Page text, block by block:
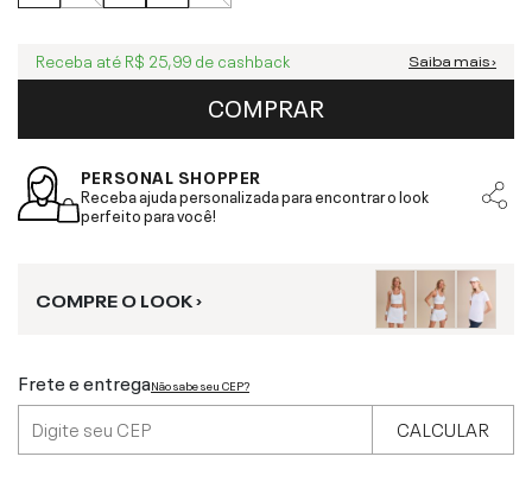
Receba até R$ 25,99 de cashback Saiba mais ›
COMPRAR
PERSONAL SHOPPER
Receba ajuda personalizada para encontrar o look
perfeito para você!
COMPRE O LOOK ›
Frete e entregaNão sabe seu CEP?
CALCULAR